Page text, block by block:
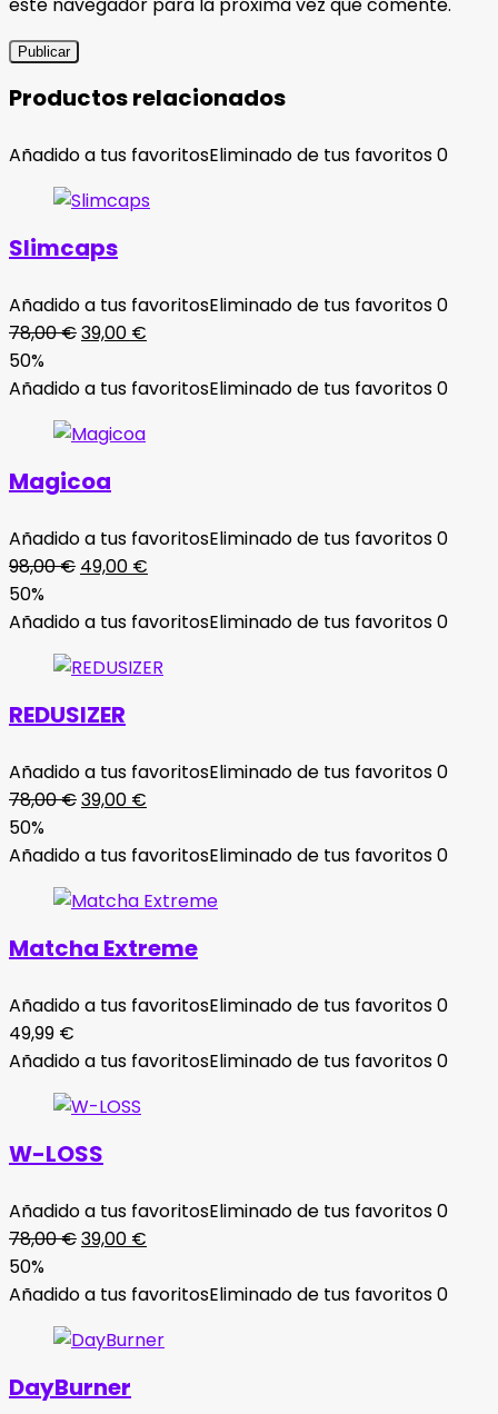
Productos relacionados
Añadido a tus favoritosEliminado de tus favoritos0
Slimcaps
Añadido a tus favoritosEliminado de tus favoritos0
78,00€El
original
78,00 €.
39,00 €
actual
50%
Añadido a tus favoritosEliminado de tus favoritos0
Magicoa
Añadido a tus favoritosEliminado de tus favoritos0
98,00€ El
original
98,00 €.
49,00 €
actual
49,00 €.
50%
Añadido a tus favoritosEliminado de tus favoritos0
REDUSIZER
Añadido a tus favoritosEliminado de tus favoritos0
78,00€El
original
78,00 €.
39,00 €
actual
39,00 €.
50%
Añadido a tus favoritosEliminado de tus favoritos0
Matcha Extreme
Añadido a tus favoritosEliminado de tus favoritos0
49,99 €
Añadido a tus favoritosEliminado de tus favoritos0
W-LOSS
Añadido a tus favoritosEliminado de tus favoritos0
78,00€El
original
78,00 €.
39,00 €
actual
39,00 €.
50%
Añadido a tus favoritosEliminado de tus favoritos0
DayBurner